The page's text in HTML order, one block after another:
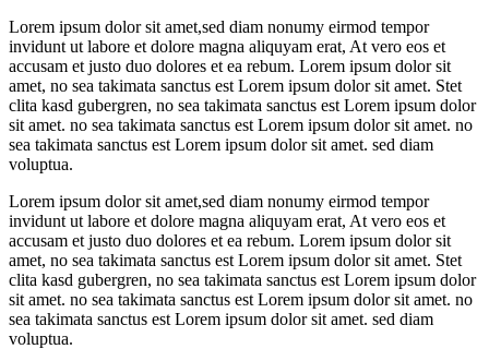
Lorem ipsum dolor sit amet,sed diam nonumy eirmod tempor
invidunt ut labore et dolore magna aliquyam erat, At vero eos et
accusam et justo duo dolores et ea rebum. Lorem ipsum dolor sit
amet, no sea takimata sanctus est Lorem ipsum dolor sit amet. Stet
clita kasd gubergren, no sea takimata sanctus est Lorem ipsum dolor
sit amet. no sea takimata sanctus est Lorem ipsum dolor sit amet. no
sea takimata sanctus est Lorem ipsum dolor sit amet. sed diam
voluptua.
Lorem ipsum dolor sit amet,sed diam nonumy eirmod tempor
invidunt ut labore et dolore magna aliquyam erat, At vero eos et
accusam et justo duo dolores et ea rebum. Lorem ipsum dolor sit
amet, no sea takimata sanctus est Lorem ipsum dolor sit amet. Stet
clita kasd gubergren, no sea takimata sanctus est Lorem ipsum dolor
sit amet. no sea takimata sanctus est Lorem ipsum dolor sit amet. no
sea takimata sanctus est Lorem ipsum dolor sit amet. sed diam
voluptua.